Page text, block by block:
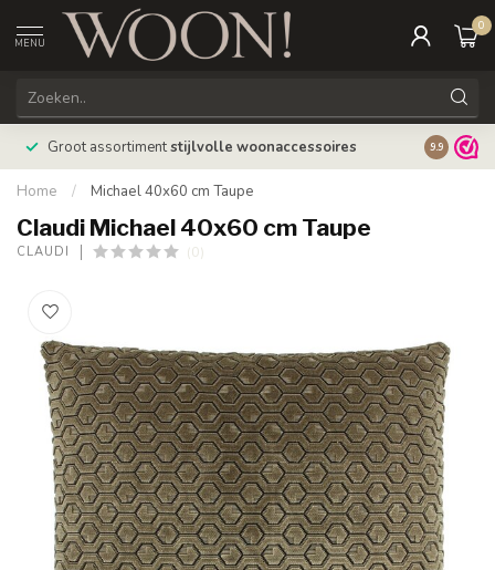
MENU
0
Groot assortimentstijlvolle woonaccessoires 9.9
Home / Michael 40x60 cm Taupe
Claudi Michael 40x60 cm Taupe
CLAUDI (0)